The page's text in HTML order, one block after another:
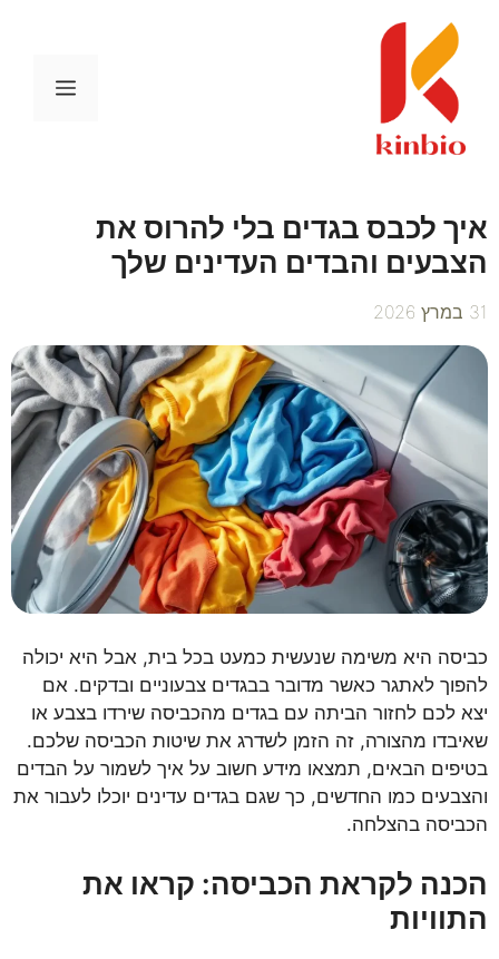
לתוכן
תפריט
איך לכבס בגדים בלי להרוס את
הצבעים והבדים העדינים שלך
31 במרץ 2026
כביסה היא משימה שנעשית כמעט בכל בית, אבל היא יכולה
להפוך לאתגר כאשר מדובר בבגדים צבעוניים ובדקים. אם
יצא לכם לחזור הביתה עם בגדים מהכביסה שירדו בצבע או
שאיבדו מהצורה, זה הזמן לשדרג את שיטות הכביסה שלכם.
בטיפים הבאים, תמצאו מידע חשוב על איך לשמור על הבדים
והצבעים כמו החדשים, כך שגם בגדים עדינים יוכלו לעבור את
הכביסה בהצלחה.
הכנה לקראת הכביסה: קראו את
התוויות